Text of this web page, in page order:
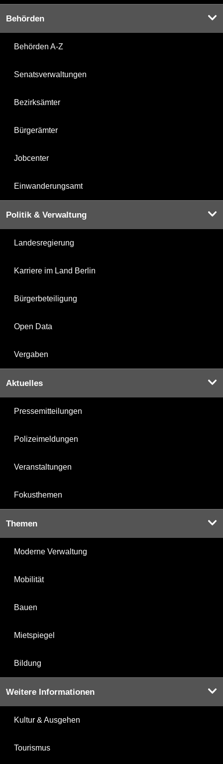
Behörden
Behörden A-Z
Senatsverwaltungen
Bezirksämter
Bürgerämter
Jobcenter
Einwanderungsamt
Politik & Verwaltung
Landesregierung
Karriere im Land Berlin
Bürgerbeteiligung
Open Data
Vergaben
Aktuelles
Pressemitteilungen
Polizeimeldungen
Veranstaltungen
Fokusthemen
Themen
Moderne Verwaltung
Mobilität
Bauen
Mietspiegel
Bildung
Weitere Informationen
Kultur & Ausgehen
Tourismus